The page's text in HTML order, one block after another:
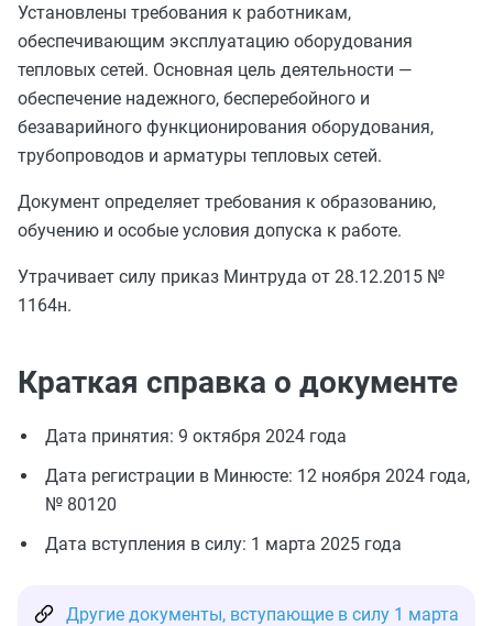
Установлены требования к работникам,
обеспечивающим эксплуатацию оборудования
тепловых сетей. Основная цель деятельности —
обеспечение надежного, бесперебойного и
безаварийного функционирования оборудования,
трубопроводов и арматуры тепловых сетей.
Документ определяет требования к образованию,
обучению и особые условия допуска к работе.
Утрачивает силу приказ Минтруда от 28.12.2015 №
1164н.
Краткая справка о документе
Дата принятия: 9 октября 2024 года
Дата регистрации в Минюсте: 12 ноября 2024 года,
№ 80120
Дата вступления в силу: 1 марта 2025 года
Другие документы, вступающие в силу 1 марта